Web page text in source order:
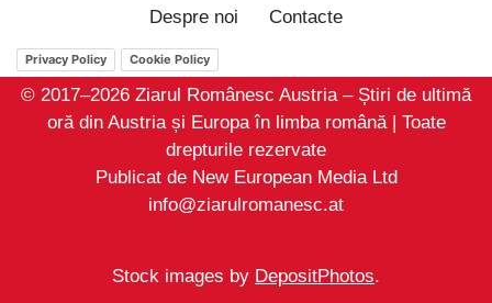
Despre noi Contacte
Privacy Policy Cookie Policy
© 2017–2026 Ziarul Românesc Austria – Știri de ultimă
oră din Austria și Europa în limba română | Toate
drepturile rezervate
Publicat de New European Media Ltd
info@ziarulromanesc.at
Stock images by DepositPhotos.